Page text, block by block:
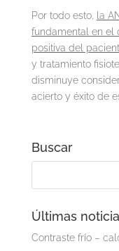
Por todo esto,
la
fundamental en el
positiva del
y tratamiento
disminuye
acierto y éxito de
Buscar
Últimas
Contraste frío –